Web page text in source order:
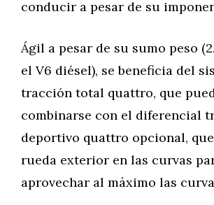
conducir a pesar de su
Ágil a pesar de su sumo peso
el V6 diésel), se beneficia del
tracción total quattro, que
combinarse con el diferencial
deportivo quattro opcional,
rueda exterior en las curvas
aprovechar al máximo las